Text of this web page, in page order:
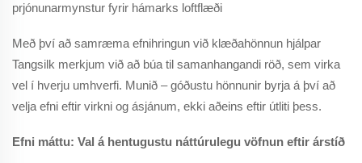
prjónunarmynstur fyrir hámarks loftflæði
Með því að samræma efnihringun við klæðahönnun hjálpar
Tangsilk merkjum við að búa til samanhangandi röð, sem virka
vel í hverju umhverfi. Munið – góðustu hönnunir byrja á því að
velja efni eftir virkni og ásjánum, ekki aðeins eftir útliti þess.
Efni máttu: Val á hentugustu náttúrulegu vöfnun eftir árstíð